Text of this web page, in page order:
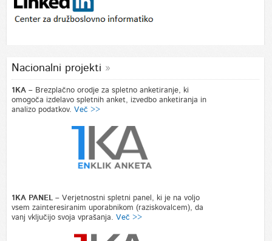
Nacionalni projekti
1KA –Brezplačno orodje za spletno anketiranje, ki
omogoča izdelavo spletnih anket, izvedbo anketiranja in
analizo podatkov. Več >>
1KA PANEL –Verjetnostni spletni panel, ki je na voljo
vsem zainteresiranim uporabnikom (raziskovalcem), da
vanj vključijo svoja vprašanja. Več >>